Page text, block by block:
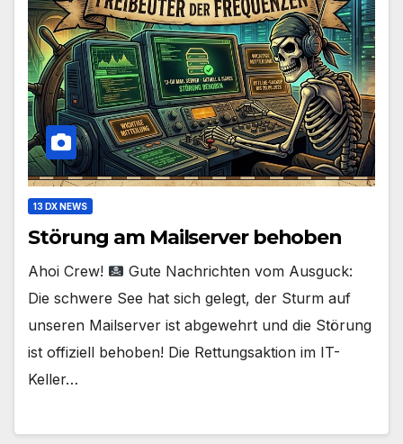
13 DX NEWS
Störung am Mailserver behoben
Ahoi Crew!
Gute Nachrichten vom Ausguck:
Die schwere See hat sich gelegt, der Sturm auf
unseren Mailserver ist abgewehrt und die Störung
ist offiziell behoben! Die Rettungsaktion im IT-
Keller…